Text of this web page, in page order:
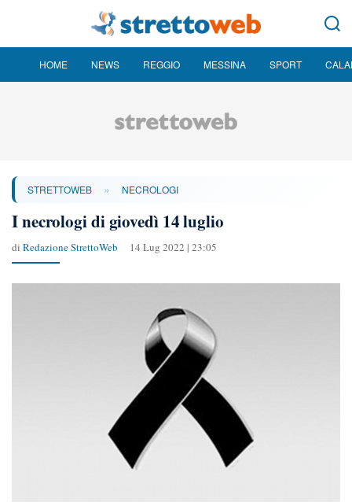
HOME NEWS REGGIO MESSINA SPORT
STRETTOWEB » NECROLOGI
I necrologi di giovedì 14 luglio
di Redazione StrettoWeb 14 Lug 2022 | 23:05